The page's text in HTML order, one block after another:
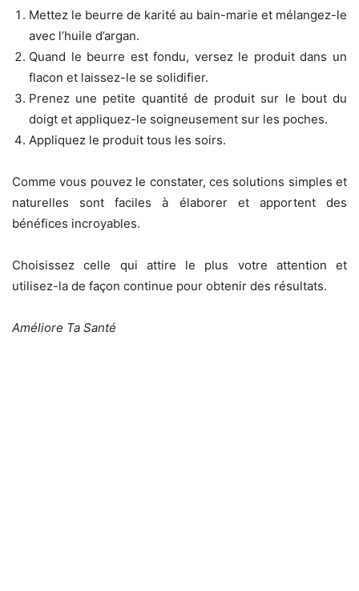
Mettez le beurre de karité au bain-marie et mélangez-le
avec l’huile d’argan.
Quand le beurre est fondu, versez le produit dans un
flacon et laissez-le se solidifier.
Prenez une petite quantité de produit sur le bout du
doigt et appliquez-le soigneusement sur les poches.
Appliquez le produit tous les soirs.
Comme vous pouvez le constater, ces solutions simples et
naturelles sont faciles à élaborer et apportent des
bénéfices incroyables.
Choisissez celle qui attire le plus votre attention et
utilisez-la de façon continue pour obtenir des résultats.
Améliore Ta Santé